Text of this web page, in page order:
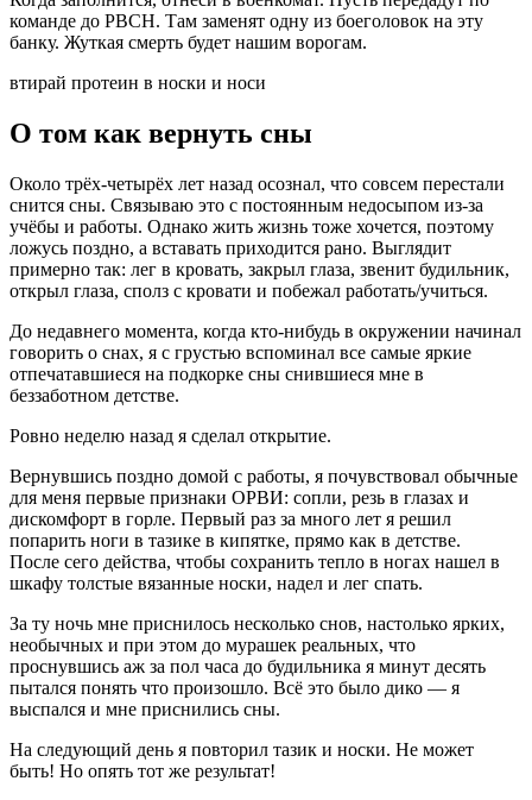
команде до РВСН. Там заменят одну из боеголовок на эту
банку. Жуткая смерть будет нашим ворогам.
втирай протеин в носки и носи
О том как вернуть сны⁠ ⁠
Около трёх-четырёх лет назад осознал, что совсем перестали
снится сны. Связываю это с постоянным недосыпом из-за
учёбы и работы. Однако жить жизнь тоже хочется, поэтому
ложусь поздно, а вставать приходится рано. Выглядит
примерно так: лег в кровать, закрыл глаза, звенит будильник,
открыл глаза, сполз с кровати и побежал работать/учиться.
До недавнего момента, когда кто-нибудь в окружении начинал
говорить о снах, я с грустью вспоминал все самые яркие
отпечатавшиеся на подкорке сны снившиеся мне в
беззаботном детстве.
Ровно неделю назад я сделал открытие.
Вернувшись поздно домой с работы, я почувствовал обычные
для меня первые признаки ОРВИ: сопли, резь в глазах и
дискомфорт в горле. Первый раз за много лет я решил
попарить ноги в тазике в кипятке, прямо как в детстве.
После сего действа, чтобы сохранить тепло в ногах нашел в
шкафу толстые вязанные носки, надел и лег спать.
За ту ночь мне приснилось несколько снов, настолько ярких,
необычных и при этом до мурашек реальных, что
проснувшись аж за пол часа до будильника я минут десять
пытался понять что произошло. Всё это было дико — я
выспался и мне приснились сны.
На следующий день я повторил тазик и носки. Не может
быть! Но опять тот же результат!